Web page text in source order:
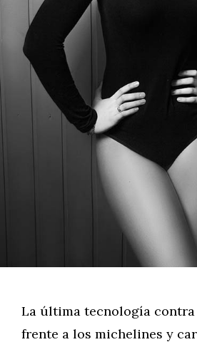
La última tecnología
frente a los michelines y